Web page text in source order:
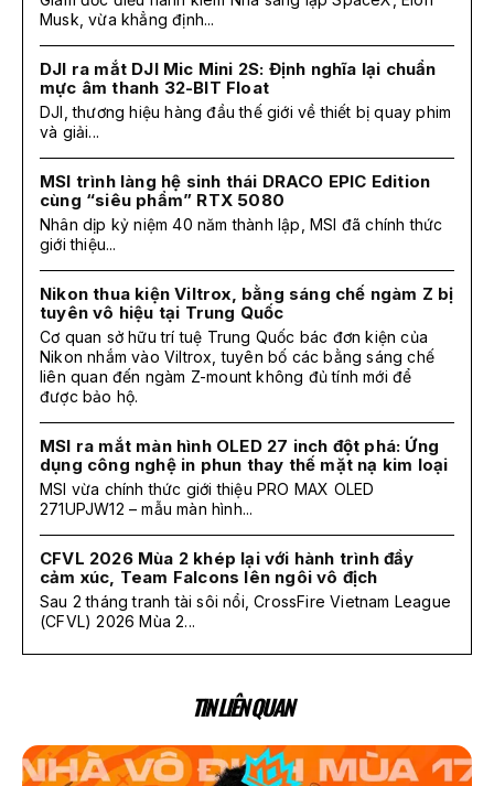
Musk, vừa khẳng định...
DJI ra mắt DJI Mic Mini 2S: Định nghĩa lại chuẩn
mực âm thanh 32-BIT Float
DJI, thương hiệu hàng đầu thế giới về thiết bị quay phim
và giải...
MSI trình làng hệ sinh thái DRACO EPIC Edition
cùng “siêu phẩm” RTX 5080
Nhân dịp kỷ niệm 40 năm thành lập, MSI đã chính thức
giới thiệu...
Nikon thua kiện Viltrox, bằng sáng chế ngàm Z bị
tuyên vô hiệu tại Trung Quốc
Cơ quan sở hữu trí tuệ Trung Quốc bác đơn kiện của
Nikon nhắm vào Viltrox, tuyên bố các bằng sáng chế
liên quan đến ngàm Z-mount không đủ tính mới để
được bảo hộ.
MSI ra mắt màn hình OLED 27 inch đột phá: Ứng
dụng công nghệ in phun thay thế mặt nạ kim loại
MSI vừa chính thức giới thiệu PRO MAX OLED
271UPJW12 – mẫu màn hình...
CFVL 2026 Mùa 2 khép lại với hành trình đầy
cảm xúc, Team Falcons lên ngôi vô địch
Sau 2 tháng tranh tài sôi nổi, CrossFire Vietnam League
(CFVL) 2026 Mùa 2...
TIN LIÊN QUAN